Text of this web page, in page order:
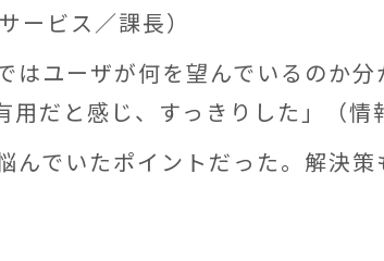
ービス／課長）
はユーザが何を望んでいるのか
用だと感じ、すっきりした」（
んでいたポイントだった。解決